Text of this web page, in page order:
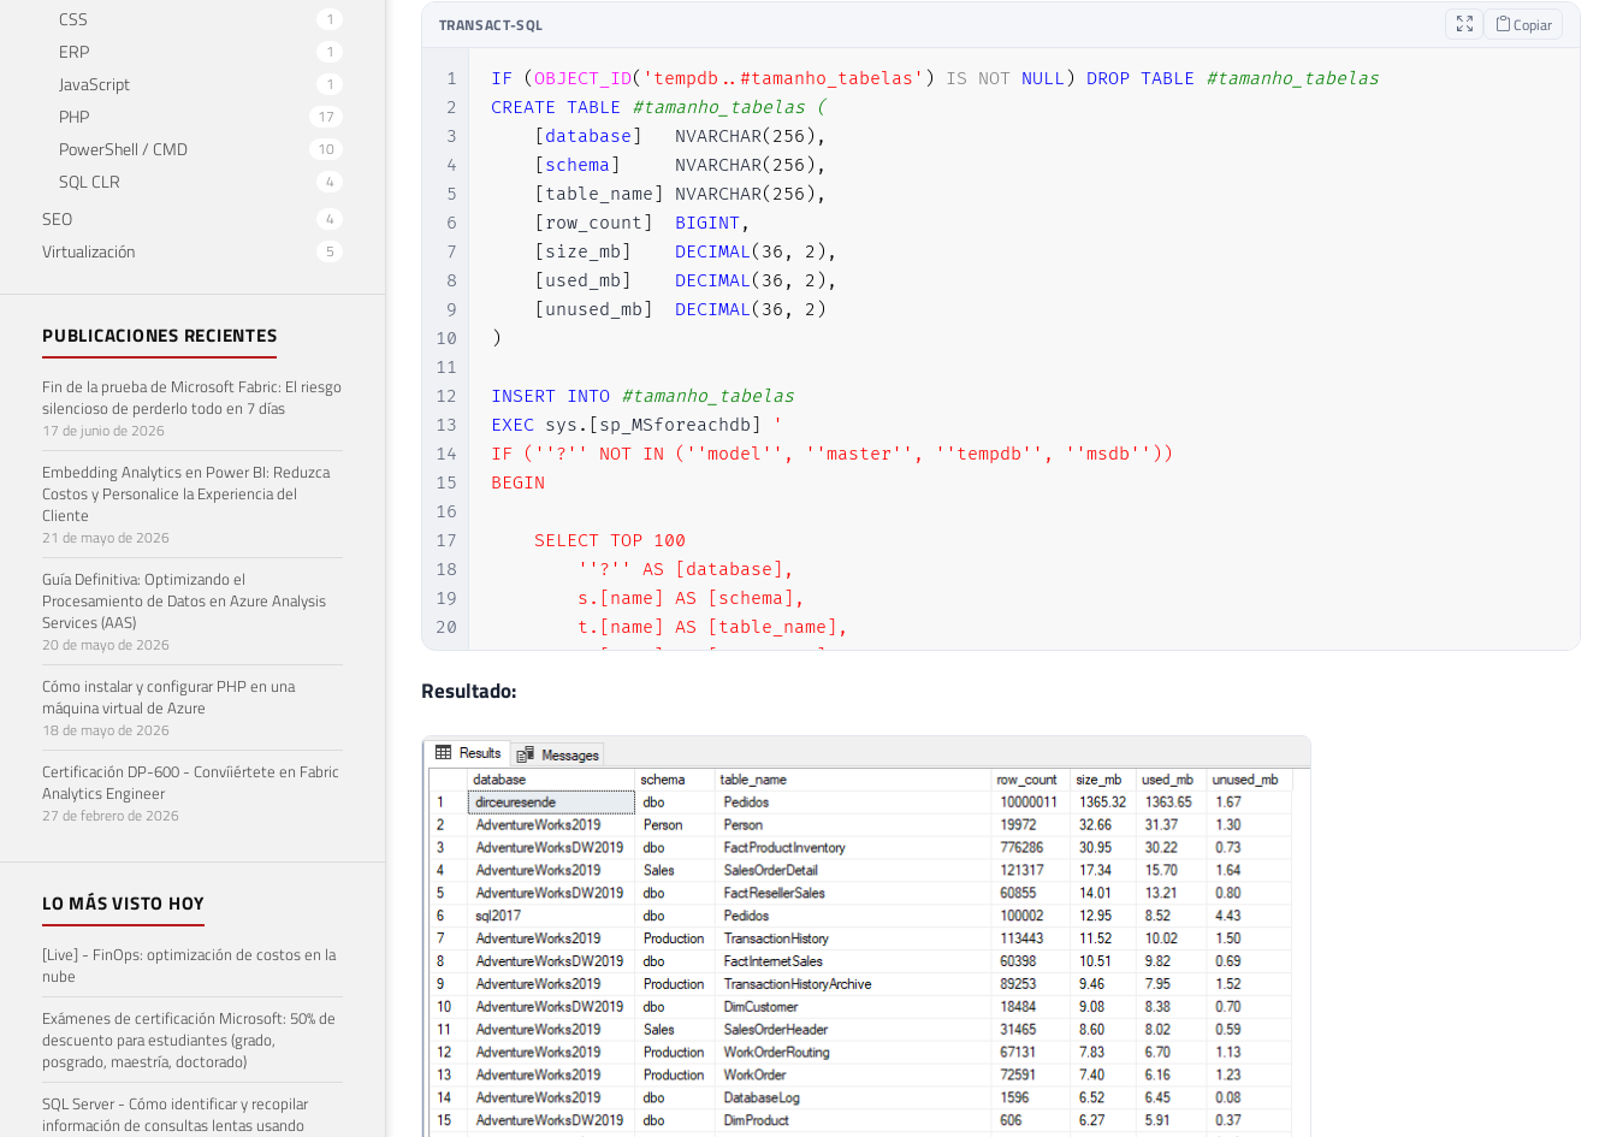
CSS 1
ERP 1
JavaScript 1
PHP 17
PowerShell / CMD 10
SQL CLR 4
SEO 4
Virtualización 5
PUBLICACIONES RECIENTES
Fin de la prueba de Microsoft Fabric: El riesgo
silencioso de perderlo todo en 7 días
17 de junio de 2026
Embedding Analytics en Power BI: Reduzca
Costos y Personalice la Experiencia del
Cliente
21 de mayo de 2026
Guía Definitiva: Optimizando el
Procesamiento de Datos en Azure Analysis
Services (AAS)
20 de mayo de 2026
Cómo instalar y configurar PHP en una
máquina virtual de Azure
18 de mayo de 2026
Certificación DP-600 - Convíiértete en Fabric
Analytics Engineer
27 de febrero de 2026
LO MÁS VISTO HOY
[Live] - FinOps: optimización de costos en la
nube
Exámenes de certificación Microsoft: 50% de
descuento para estudiantes (grado,
posgrado, maestría, doctorado)
SQL Server - Cómo identificar y recopilar
información de consultas lentas usando
TRANSACT-SQL Copiar
1
2
3
4
5
6
7
8
9
10
11
12
13
14
15
16
17
18
19
20
21
22
24
25
26
27
28
29
30
31
32
33
34
35
36
37
IF (OBJECT_ID( 'tempdb..#tamanho_tabelas' ) IS NOT NULL ) DROP TABLE #tamanho_tabelas
CREATE TABLE #tamanho_tabelas (
[database]
   NVARCHAR
( 256 ) ,
[schema]
     NVARCHAR
( 256 ) ,
[table_name] NVARCHAR( 256 ) ,
[row_count] BIGINT,
[size_mb] DECIMAL( 36 , 2 ) ,
[used_mb] DECIMAL( 36 , 2 ) ,
[unused_mb] DECIMAL( 36 , 2 )
)
INSERT INTO #tamanho_tabelas
EXEC sys . [sp_MSforeachdb]
'
IF (''?'' NOT IN (''model'', ''master'', ''tempdb'', ''msdb''))
BEGIN
    SELECT TOP 100
        ''?'' AS [database],
        s.[name] AS [schema],
        t.[name] AS [table_name],
        p.[rows] AS [row_count],
        CAST(ROUND(((SUM(a.total_pages) * 8) / 1024.00), 2) AS NUMERIC(36, 2)) AS [size_mb],
CAST(ROUND(((SUM(a.total_pages) - SUM(a.used_pages)) * 8) / 1024.00, 2) AS NUMERIC(36, 2)) AS
    FROM
        [?].sys.tables t
        JOIN [?].sys.indexes i ON t.[object_id] = i.[object_id]
        JOIN [?].sys.partitions p ON i.[object_id] = p.[object_id] AND i.index_id = p.index_id
        JOIN [?].sys.allocation_units a ON p.[partition_id] = a.container_id
        LEFT JOIN [?].sys.schemas s ON t.[schema_id] = s.[schema_id]
    WHERE
        t.is_ms_shipped = 0
        AND i.[object_id] > 255
    GROUP BY
        t.[name],
        s.[name],
        p.[rows]
Resultado: